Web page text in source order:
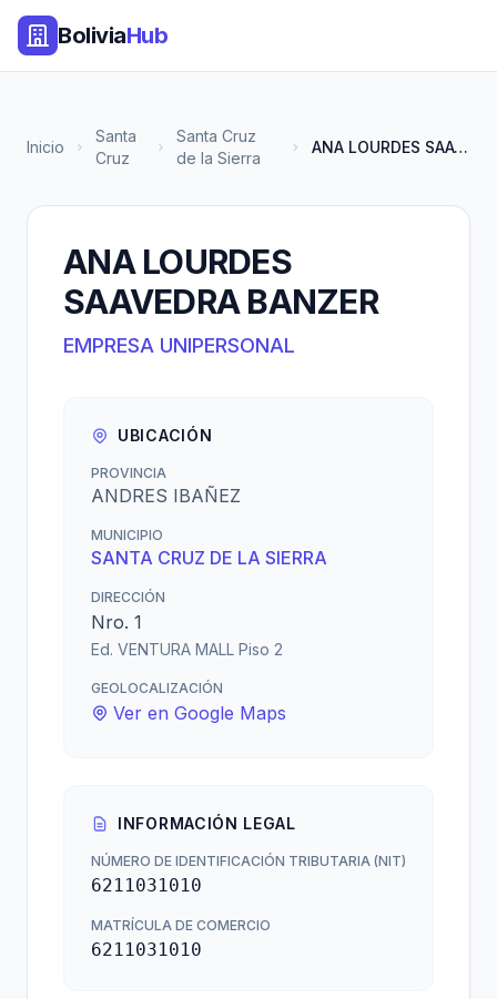
BoliviaHub
Inicio
Santa
Cruz
Santa Cruz
de la Sierra
ANA LOURDES SAAVEDRA BANZER
ANA LOURDES
SAAVEDRA BANZER
EMPRESA UNIPERSONAL
UBICACIÓN
PROVINCIA
ANDRES IBAÑEZ
MUNICIPIO
SANTA CRUZ DE LA SIERRA
DIRECCIÓN
Nro. 1
Ed. VENTURA MALL Piso 2
GEOLOCALIZACIÓN
Ver en Google Maps
INFORMACIÓN LEGAL
NÚMERO DE IDENTIFICACIÓN TRIBUTARIA (NIT)
6211031010
MATRÍCULA DE COMERCIO
6211031010